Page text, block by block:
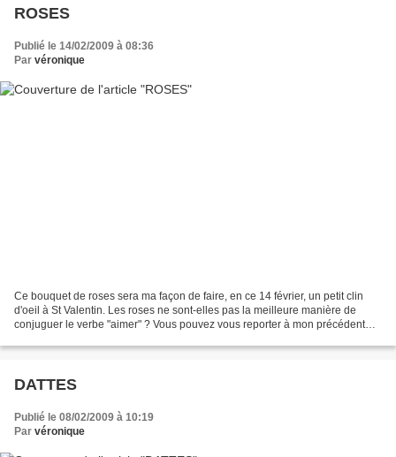
ROSES
Publié le 14/02/2009 à 08:36
Par véronique
Ce bouquet de roses sera ma façon de faire, en ce 14 février, un petit clin
d'oeil à St Valentin. Les roses ne sont-elles pas la meilleure manière de
conjuguer le verbe "aimer" ? Vous pouvez vous reporter à mon précédent
DATTES
Publié le 08/02/2009 à 10:19
Par véronique